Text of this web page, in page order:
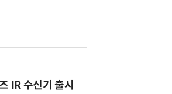
IR 수신기 출시